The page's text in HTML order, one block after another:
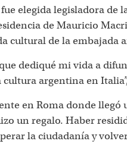
elegida legisladora de
de Mauricio
cultural de la embajada
dediqué mi vida a
argentina en
en Roma donde llegó
un regalo. Haber
la ciudadanía y